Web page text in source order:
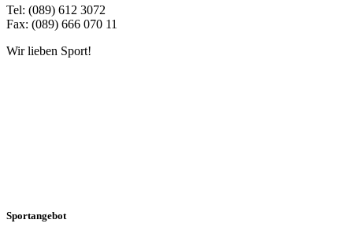
Tel: (089) 612 3072
Fax: (089) 666 070 11
Wir lieben Sport!
Sportangebot